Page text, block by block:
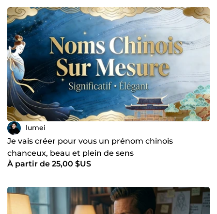
lumei
Je vais créer pour vous un prénom chinois
chanceux, beau et plein de sens
À partir de 25,00 $US